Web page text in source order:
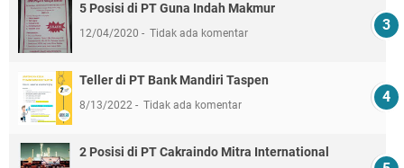
5 Posisi di PT Guna Indah Makmur
12/04/2020 Tidak ada komentar
Teller di PT Bank Mandiri Taspen
8/13/2022 Tidak ada komentar
2 Posisi di PT Cakraindo Mitra International